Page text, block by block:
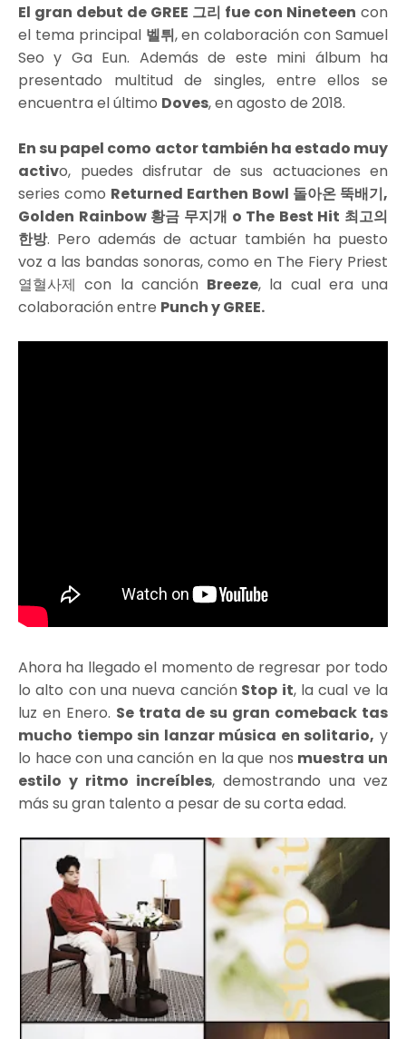
El gran debut de GREE 그리 fue con Nineteen con
el tema principal 벨튀, en colaboración con Samuel
Seo y Ga Eun. Además de este mini álbum ha
presentado multitud de singles, entre ellos se
encuentra el último Doves, en agosto de 2018.
En su papel como actor también ha estado muy
activo, puedes disfrutar de sus actuaciones en
series como Returned Earthen Bowl 돌아온 뚝배기,
Golden Rainbow 황금 무지개 o The Best Hit 최고의
한방. Pero además de actuar también ha puesto
voz a las bandas sonoras, como en The Fiery Priest
열혈사제 con la canción Breeze, la cual era una
colaboración entre Punch y GREE.
Ahora ha llegado el momento de regresar por todo
lo alto con una nueva canciónStop it, la cual ve la
luz en Enero. Se trata de su gran comeback tas
mucho tiempo sin lanzar música en solitario, y
lo hace con una canción en la que nos muestra un
estilo y ritmo increíbles, demostrando una vez
más su gran talento a pesar de su corta edad.